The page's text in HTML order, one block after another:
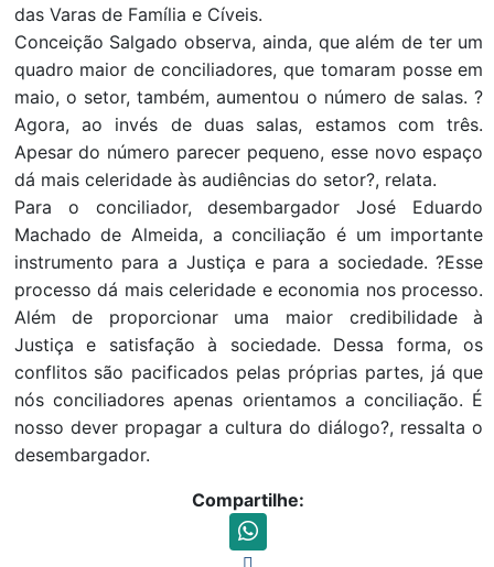
das Varas de Família e Cíveis.
Conceição Salgado observa, ainda, que além de ter um
quadro maior de conciliadores, que tomaram posse em
maio, o setor, também, aumentou o número de salas. ?
Agora, ao invés de duas salas, estamos com três.
Apesar do número parecer pequeno, esse novo espaço
dá mais celeridade às audiências do setor?, relata.
Para o conciliador, desembargador José Eduardo
Machado de Almeida, a conciliação é um importante
instrumento para a Justiça e para a sociedade. ?Esse
processo dá mais celeridade e economia nos processo.
Além de proporcionar uma maior credibilidade à
Justiça e satisfação à sociedade. Dessa forma, os
conflitos são pacificados pelas próprias partes, já que
nós conciliadores apenas orientamos a conciliação. É
nosso dever propagar a cultura do diálogo?, ressalta o
desembargador.
Compartilhe: